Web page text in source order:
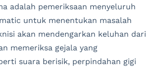
adalah pemeriksaan menyeluruh
untuk menentukan masalah
akan mendengarkan keluhan dari
memeriksa gejala yang
suara berisik, perpindahan gigi